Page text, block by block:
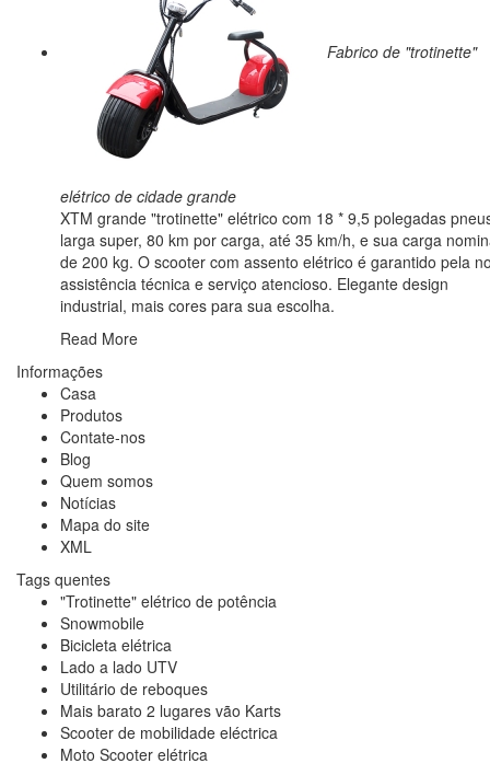
Fabrico de "trotinette"
elétrico de cidade grande
XTM grande "trotinette" elétrico com 18 * 9,5 polegadas
larga super, 80 km por carga, até 35 km/h, e sua carga
de 200 kg. O scooter com assento elétrico é garantido pela
assistência técnica e serviço atencioso. Elegante design
industrial, mais cores para sua escolha.
Read More
Informações
Casa
Produtos
Contate-nos
Blog
Quem somos
Notícias
Mapa do site
XML
Tags quentes
"Trotinette" elétrico de potência
Snowmobile
Bicicleta elétrica
Lado a lado UTV
Utilitário de reboques
Mais barato 2 lugares vão Karts
Scooter de mobilidade eléctrica
Moto Scooter elétrica